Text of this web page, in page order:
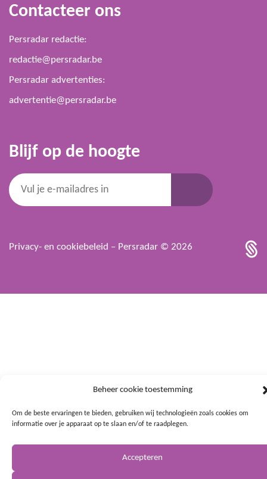
Beheer cookie toestemming
Om de beste ervaringen te bieden, gebruiken wij technologieën zoals cookies om
informatie over je apparaat op te slaan en/of te raadplegen.
Accepteren
Contacteer ons
Persradar redactie:
redactie@persradar.be
Persradar advertenties:
advertentie@persradar.be
Blijf op de hoogte
Privacy- en cookiebeleid – Persradar © 2026